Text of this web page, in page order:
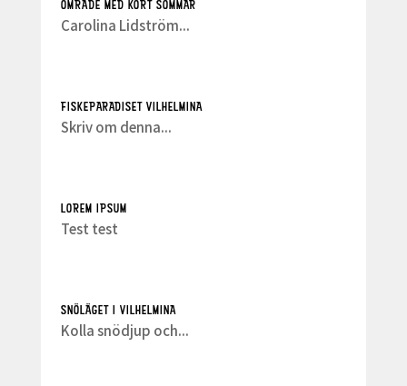
OMRÅDE MED KORT SOMMAR
Carolina Lidström...
FISKEPARADISET VILHELMINA
Skriv om denna...
LOREM IPSUM
Test test
SNÖLÄGET I VILHELMINA
Kolla snödjup och...